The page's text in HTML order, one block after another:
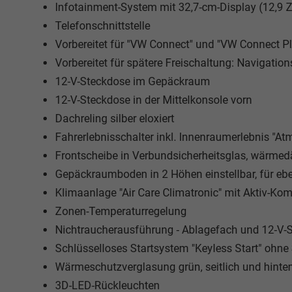
Infotainment-System mit 32,7-cm-Display (12,9
Telefonschnittstelle
Vorbereitet für "VW Connect" und "VW Connect
Vorbereitet für spätere Freischaltung:
12-V-Steckdose im Gepäckraum
12-V-Steckdose in der Mittelkonsole vorn
Dachreling silber eloxiert
Fahrerlebnisschalter inkl. Innenraumerlebnis
Frontscheibe in Verbundsicherheitsglas,
Gepäckraumboden in 2 Höhen einstellbar, für
Klimaanlage "Air Care Climatronic" mit Aktiv-
Zonen-Temperaturregelung
Nichtraucherausführung - Ablagefach und 12-V-
Schlüsselloses Startsystem "Keyless Start" ohne
Wärmeschutzverglasung grün, seitlich und
3D-LED-Rückleuchten